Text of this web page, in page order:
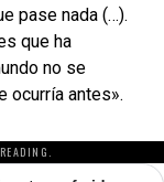
pase nada (…).
que ha
no se
ocurría antes».